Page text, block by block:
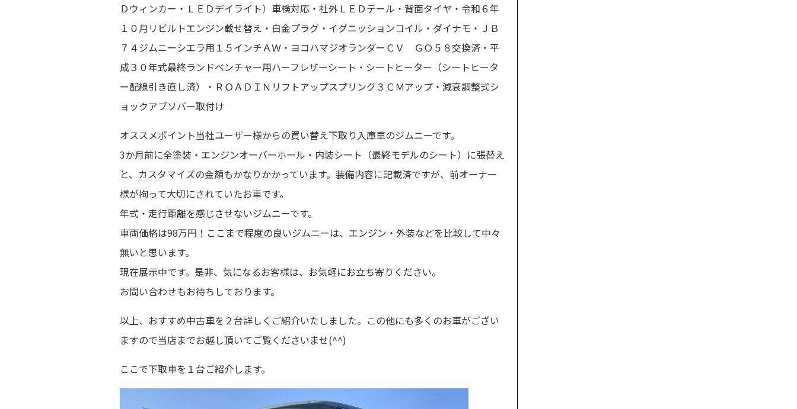
Ｄウィンカー・ＬＥＤデイライト）車検対応・社外ＬＥＤテール・背面タイヤ・令和６年
１０月リビルトエンジン載せ替え・白金プラグ・イグニッションコイル・ダイナモ・ＪＢ
７４ジムニーシエラ用１５インチＡＷ・ヨコハマジオランダーＣＶ ＧＯ５８交換済・平
成３０年式最終ランドベンチャー用ハーフレザーシート・シートヒーター（シートヒータ
ー配線引き直し済）・ＲＯＡＤＩＮリフトアップスプリング３ＣＭアップ・減衰調整式シ
ョックアブソバー取付け
オススメポイント当社ユーザー様からの買い替え下取り入庫車のジムニーです。
3か月前に全塗装・エンジンオーバーホール・内装シート（最終モデルのシート）に張替え
と、カスタマイズの金額もかなりかかっています。装備内容に記載済ですが、前オーナー
様が拘って大切にされていたお車です。
年式・走行距離を感じさせないジムニーです。
車両価格は98万円！ここまで程度の良いジムニーは、エンジン・外装などを比較して中々
無いと思います。
現在展示中です。是非、気になるお客様は、お気軽にお立ち寄りください。
お問い合わせもお待ちしております。
以上、おすすめ中古車を２台詳しくご紹介いたしました。この他にも多くのお車がござい
ますので当店までお越し頂いてご覧くださいませ(^^)
ここで下取車を１台ご紹介します。